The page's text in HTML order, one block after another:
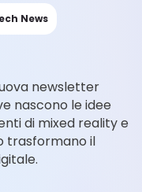
News
newsletter
nascono le idee
di mixed reality e
trasformano il